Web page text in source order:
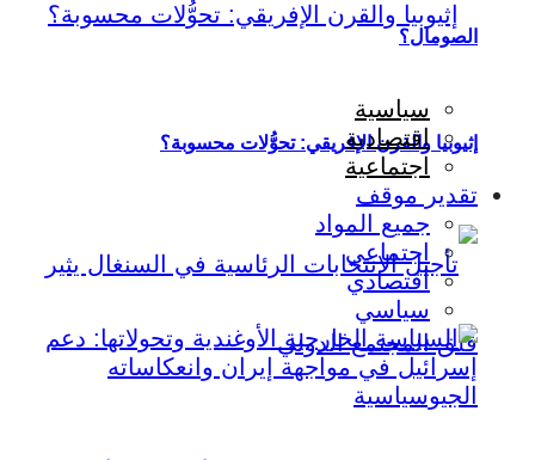
إثيوبيا والقرن الإفريقي: تحوُّلات محسوبة؟
الصومال؟
سياسية
اقتصادية
اجتماعية
تقدير موقف
جميع المواد
اجتماعي
اقتصادي
سياسي